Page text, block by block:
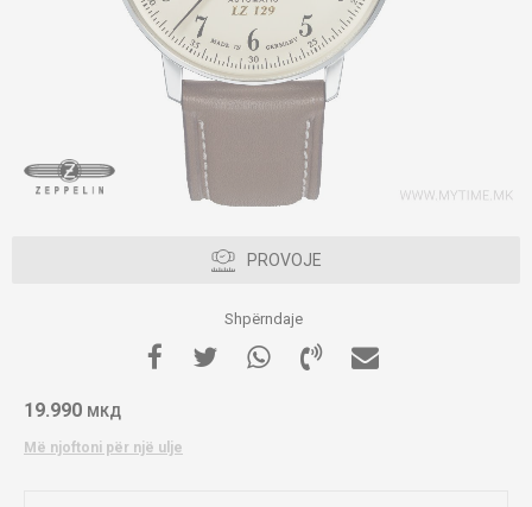
PROVOJE
Shpërndaje
19.990 МКД
Më njoftoni për një ulje